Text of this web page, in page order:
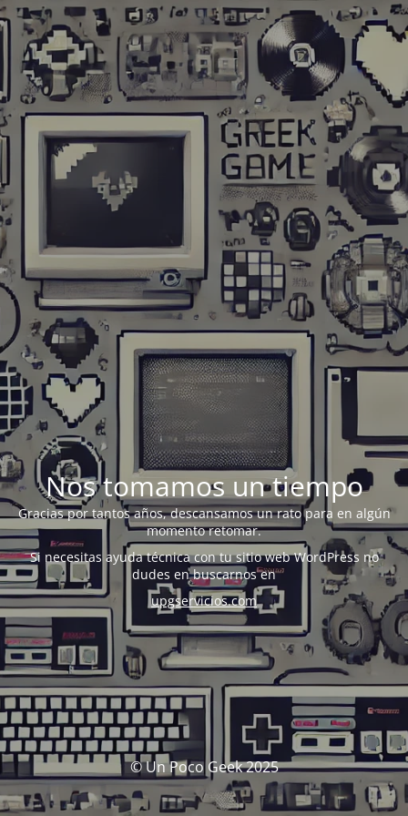
Nos tomamos un tiempo
Gracias por tantos años, descansamos un rato para en algún
momento retomar.
Si necesitas ayuda técnica con tu sitio web WordPress no
dudes en buscarnos en
upgservicios.com
© Un Poco Geek 2025